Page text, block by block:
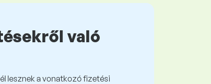
való
lesznek a vonatkozó fizetési